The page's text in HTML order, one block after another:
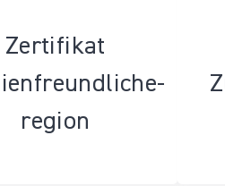
Zertifikat
region